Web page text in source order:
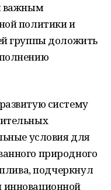
важным
политики и
группы доложить
систему
условия для
природного
подчеркнул